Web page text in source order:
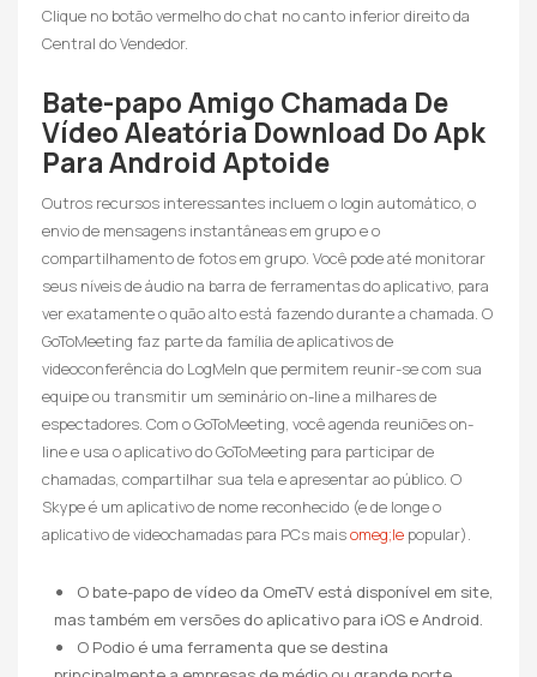
Clique no botão vermelho do chat no canto inferior direito da
Central do Vendedor.
Bate-papo Amigo Chamada De
Vídeo Aleatória Download Do Apk
Para Android Aptoide
Outros recursos interessantes incluem o login automático, o
envio de mensagens instantâneas em grupo e o
compartilhamento de fotos em grupo. Você pode até monitorar
seus níveis de áudio na barra de ferramentas do aplicativo, para
ver exatamente o quão alto está fazendo durante a chamada. O
GoToMeeting faz parte da família de aplicativos de
videoconferência do LogMeIn que permitem reunir-se com sua
equipe ou transmitir um seminário on-line a milhares de
espectadores. Com o GoToMeeting, você agenda reuniões on-
line e usa o aplicativo do GoToMeeting para participar de
chamadas, compartilhar sua tela e apresentar ao público. O
Skype é um aplicativo de nome reconhecido (e de longe o
aplicativo de videochamadas para PCs maisomeg;le popular).
O bate-papo de vídeo da OmeTV está disponível em site,
mas também em versões do aplicativo para iOS e Android.
O Podio é uma ferramenta que se destina